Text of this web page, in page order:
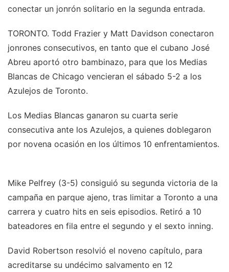
conectar un jonrón solitario en la segunda entrada.
TORONTO. Todd Frazier y Matt Davidson conectaron
jonrones consecutivos, en tanto que el cubano José
Abreu aportó otro bambinazo, para que los Medias
Blancas de Chicago vencieran el sábado 5-2 a los
Azulejos de Toronto.
Los Medias Blancas ganaron su cuarta serie
consecutiva ante los Azulejos, a quienes doblegaron
por novena ocasión en los últimos 10 enfrentamientos.
Mike Pelfrey (3-5) consiguió su segunda victoria de la
campaña en parque ajeno, tras limitar a Toronto a una
carrera y cuatro hits en seis episodios. Retiró a 10
bateadores en fila entre el segundo y el sexto inning.
David Robertson resolvió el noveno capítulo, para
acreditarse su undécimo salvamento en 12